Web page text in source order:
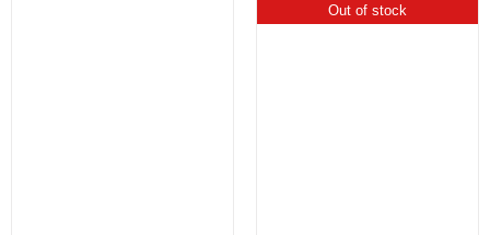
Out of stock